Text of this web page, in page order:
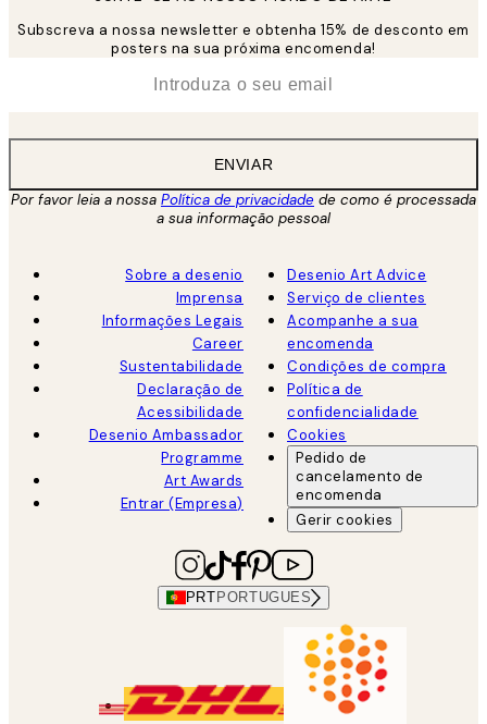
Subscreva a nossa newsletter e obtenha 15% de desconto em
posters na sua próxima encomenda!
ENVIAR
Por favor leia a nossa Política de privacidade de como é processada
a sua informação pessoal
Sobre a desenio
Imprensa
Informações Legais
Career
Sustentabilidade
Declaração de
Acessibilidade
Desenio Ambassador
Programme
Art Awards
Entrar (Empresa)
Desenio Art Advice
Serviço de clientes
Acompanhe a sua
encomenda
Condições de compra
Política de
confidencialidade
Cookies
Pedido de
cancelamento de
encomenda
Gerir cookies
PRT PORTUGUES